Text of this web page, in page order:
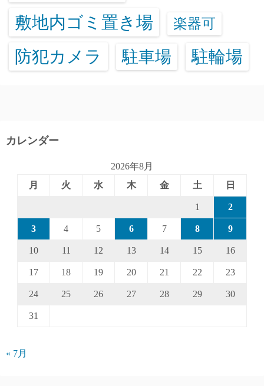
敷地内ゴミ置き場
楽器可
防犯カメラ 駐車場 駐輪場
カレンダー
2026年8月
月
火 水 木 金 土 日
1 2
3 4 5 6 7 8 9
10 11 12 13 14 15 16
17 18 19 20 21 22 23
24 25 26 27 28 29 30
31
« 7月